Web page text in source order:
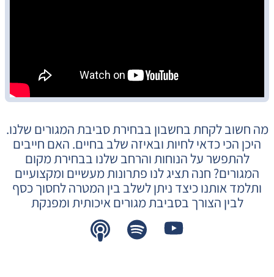
מה חשוב לקחת בחשבון בבחירת סביבת המגורים שלנו.
היכן הכי כדאי לחיות ובאיזה שלב בחיים. האם חייבים
להתפשר על הנוחות והרחב שלנו בבחירת מקום
המגורים? חנה תציג לנו פתרונות מעשיים ומקצועיים
ותלמד אותנו כיצד ניתן לשלב בין המטרה לחסוך כסף
לבין הצורך בסביבת מגורים איכותית ומפנקת